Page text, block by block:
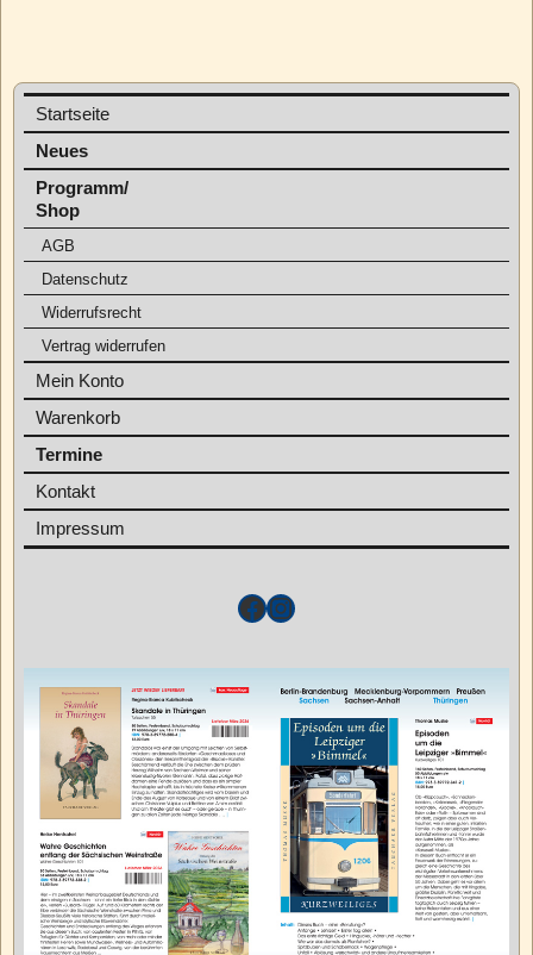
Startseite
Neues
Programm/
Shop
AGB
Datenschutz
Widerrufsrecht
Vertrag widerrufen
Mein Konto
Warenkorb
Termine
Kontakt
Impressum